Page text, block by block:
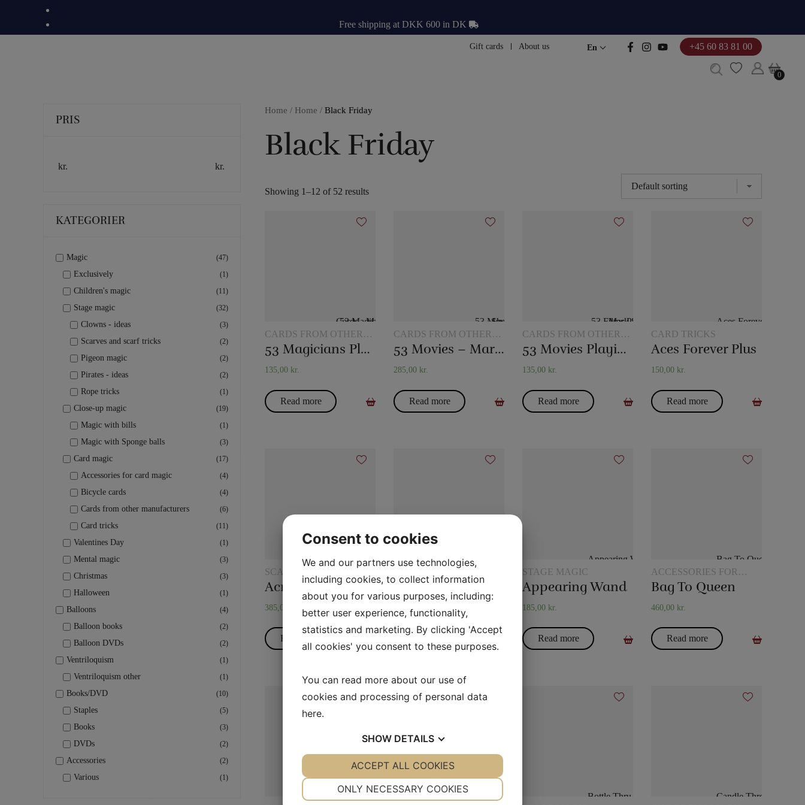
content
Free shipping at DKK 600 in DK
Gift cards About us En +45 60 83 81 00
0
0
Home / Home / Black Friday
Black Friday
Showing 1–12 of 52 results
CARDS FROM OTHER
MANUFACTURERS
53 Magicians Playing Cards – Mark Shortland
135,00 kr.
Read more
CARDS FROM OTHER
MANUFACTURERS
53 Movies – Mark Shortland
285,00 kr.
Read more
CARDS FROM OTHER
MANUFACTURERS
53 Movies Playing Cards – Mark Shortland
135,00 kr.
Read more
CARD TRICKS
Aces Forever Plus
150,00 kr.
Read more
SCARVES AND SCARF
TRICKS
Acrobatic Silks
385,00
Read more
STAGE MAGIC
425,00
Read more
STAGE MAGIC
Appearing Wand
185,00 kr.
Read more
ACCESSORIES FOR
CARD MAGIC
Bag To Queen
460,00 kr.
Read more
PRIS
kr. kr.
KATEGORIER
Magic (47)
Exclusively (1)
Children's magic (11)
Stage magic (32)
Clowns - ideas (3)
Scarves and scarf tricks (2)
Pigeon magic (2)
Pirates - ideas (2)
Rope tricks (1)
Close-up magic (19)
Magic with bills (1)
Magic with Sponge balls (3)
Card magic (17)
Accessories for card magic (4)
Bicycle cards (4)
Cards from other manufacturers (6)
Card tricks (11)
Valentines Day (1)
Mental magic (3)
Christmas (3)
Halloween (1)
Balloons (4)
Balloon books (2)
Balloon DVDs (2)
Ventriloquism (1)
Ventriloquism other (1)
Books/DVD (10)
Staples (5)
Books (3)
DVDs (2)
Accessories (2)
Various (1)
Consent to cookies
We and our partners use technologies,
including cookies, to collect information
about you for various purposes, including:
better user experience, functionality,
statistics and marketing. By clicking 'Accept
all cookies' you consent to these purposes.
You can read more about our use of
cookies and processing of personal data
here.
SHOW DETAILS
YES NO YES NO
ONLY NECESSARY COOKIES
ACCEPT ALL COOKIES